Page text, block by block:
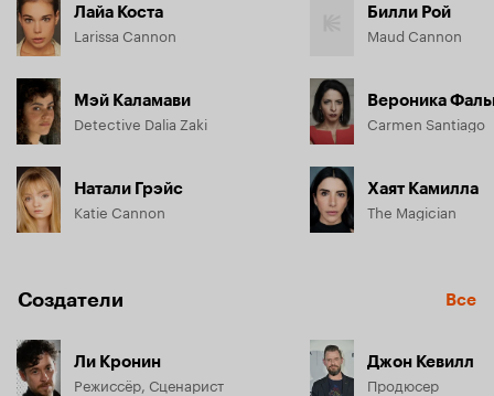
Лайа Коста
Larissa Cannon
Мэй Каламави
Detective Dalia Zaki
Натали Грэйс
Katie Cannon
Билли Рой
Maud Cannon
Вероника
Carmen Santiago
Хаят Камилла
The Magician
Создатели Все
Ли Кронин
Режиссёр, Сценарист
Джон Кевилл
Продюсер